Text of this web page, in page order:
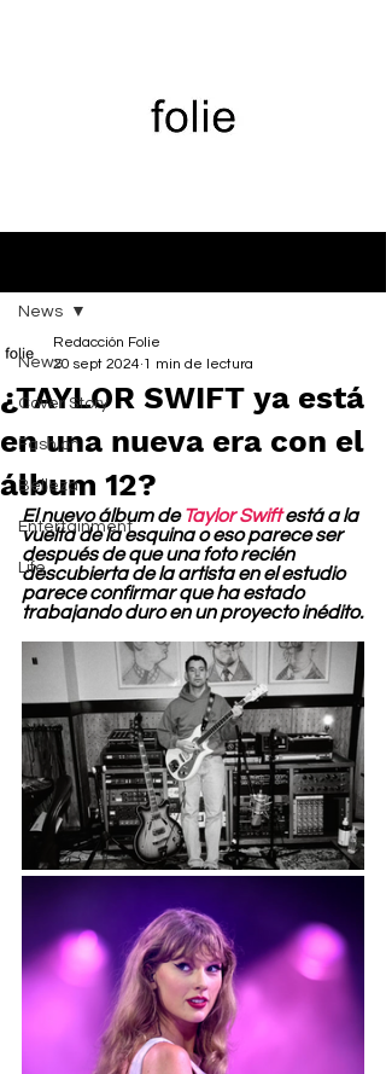
News
Cover Story
Fashion
Belleza
Entertainment
Life
News
¿TAYLOR SWIFT ya está
en una nueva era con el
álbum 12?
Redacción Folie
20 sept 2024 1 min de lectura
El nuevo álbum de Taylor Swift está a la
vuelta de la esquina o eso parece ser
después de que una foto recién
descubierta de la artista en el estudio
parece confirmar que ha estado
trabajando duro en un proyecto inédito.